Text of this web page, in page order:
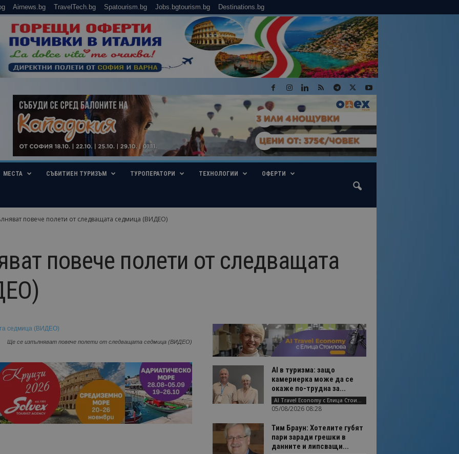
Airnews.bg TravelTech.bg Spatourism.bg Jobs.bgtourism.bg Destinations.bg
МЕСТА СЪБИТИЕН ТУРИЗЪМ ТУРОПЕРАТОРИ ТЕХНОЛОГИИ ОФЕРТИ
повече полети от следващата седмица (ВИДЕО)
повече полети от следващата
Ще се изпълняват повече полети от следващата седмица (ВИДЕО)
AI в туризма: защо
камериерка може да се
окаже по-трудна за...
AI Travel Economy с Елица Стоилова
05/08/2026 08:28
Тим Браун: Хотелите губят
пари заради грешки в
данните и липсващи...